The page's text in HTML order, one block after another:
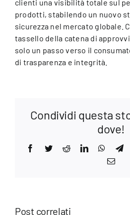
clienti una visibilità totale sul
prodotti, stabilendo un nuovo
sicurezza nel mercato globale.
tassello della catena di
solo un passo verso il
di trasparenza e integrità.
Condividi questa
dove!
Facebook
TwitterRedditLinkedIn
Email
Post correlati